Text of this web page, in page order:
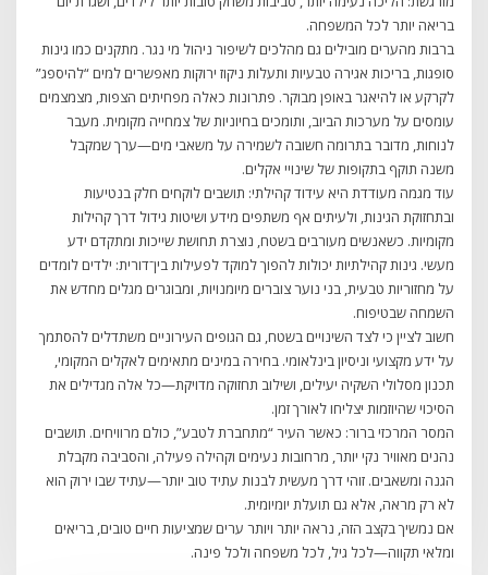
בריאה יותר לכל המשפחה.
ברבות מהערים מובילים גם מהלכים לשיפור ניהול מי נגר. מתקנים כמו גינות
סופגות, בריכות אגירה טבעיות ותעלות ניקוז ירוקות מאפשרים למים “להיספג”
לקרקע או להיאגר באופן מבוקר. פתרונות כאלה מפחיתים הצפות, מצמצמים
עומסים על מערכות הביוב, ותומכים בחיוניות של צמחייה מקומית. מעבר
לנוחות, מדובר בתרומה חשובה לשמירה על משאבי מים—ערך שמקבל
משנה תוקף בתקופות של שינויי אקלים.
עוד מגמה מעודדת היא עידוד קהילתי: תושבים לוקחים חלק בנטיעות
ובתחזוקת הגינות, ולעיתים אף משתפים מידע ושיטות גידול דרך קהילות
מקומיות. כשאנשים מעורבים בשטח, נוצרת תחושת שייכות ומתקדם ידע
מעשי. גינות קהילתיות יכולות להפוך למוקד לפעילות בין־דורית: ילדים לומדים
על מחזוריות טבעית, בני נוער צוברים מיומנויות, ומבוגרים מגלים מחדש את
השמחה שבטיפוח.
חשוב לציין כי לצד השינויים בשטח, גם הגופים העירוניים משתדלים להסתמך
על ידע מקצועי וניסיון בינלאומי. בחירה במינים מתאימים לאקלים המקומי,
תכנון מסלולי השקיה יעילים, ושילוב תחזוקה מדויקת—כל אלה מגדילים את
הסיכוי שהיוזמות יצליחו לאורך זמן.
המסר המרכזי ברור: כאשר העיר “מתחברת לטבע”, כולם מרוויחים. תושבים
נהנים מאוויר נקי יותר, מרחובות נעימים וקהילה פעילה, והסביבה מקבלת
הגנה ומשאבים. זוהי דרך מעשית לבנות עתיד טוב יותר—עתיד שבו ירוק הוא
לא רק מראה, אלא גם תועלת יומיומית.
אם נמשיך בקצב הזה, נראה יותר ויותר ערים שמציעות חיים טובים, בריאים
ומלאי תקווה—לכל גיל, לכל משפחה ולכל פינה.